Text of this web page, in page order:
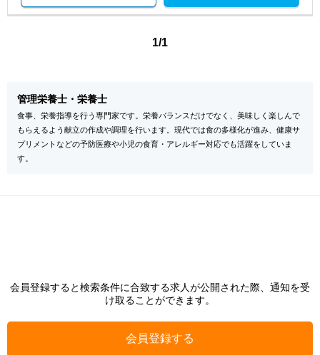
1/1
管理栄養士・栄養士
食事、栄養指導を行う専門家です。栄養バランスだけでなく、美味しく楽しんで
もらえるよう献立の作成や調理を行います。現代では食の多様化が進み、健康サ
プリメントなどの予防医療や小児の食育・アレルギー対応でも活躍をしていま
す。
会員登録すると検索条件に合致する求人が公開された際、通知を受
け取ることができます。
会員登録する